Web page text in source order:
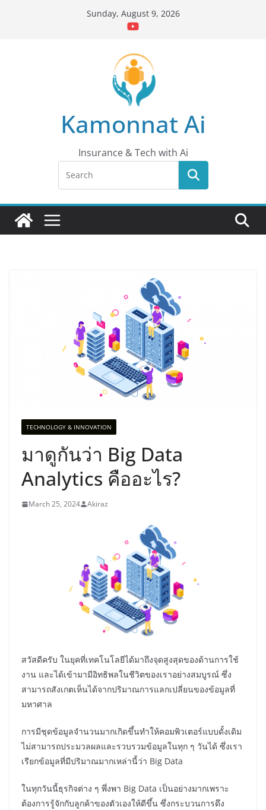
Sunday, August 9, 2026
Kamonnat Ai
Insurance & Tech with Ai
TECHNOLOGY & INNOVATION
มาดูกันว่า Big Data
Analytics คืออะไร?
March 25, 2024 Akiraz
สวัสดีครับ ในยุคที่เทคโนโลยีได้มาถึงจุดสูงสุดของด้านการใช้
งาน และได้เข้ามามีอิทธิพลในชีวิตของเราอย่างสมบูรณ์ ซึ่ง
สามารถสังเกตเห็นได้จากปริมาณการแลกเปลี่ยนของข้อมูลที่
มหาศาล
การมีชุดข้อมูลจำนวนมากเกิดขึ้นทำให้คอมพิวเตอร์แบบดั้งเดิม
ไม่สามารถประมวลผลและรวบรวมข้อมูลในทุก ๆ วันได้ ซึ่งเรา
เรียกข้อมูลที่มีปริมาณมากเหล่านี้ว่า Big Data
ในทุกวันนี้ธุรกิจต่าง ๆ พึ่งพา Big Data เป็นอย่างมากเพราะ
ต้องการรู้จักกับลูกค้าของตัวเองให้ดีขึ้น ซึ่งกระบวนการดึง